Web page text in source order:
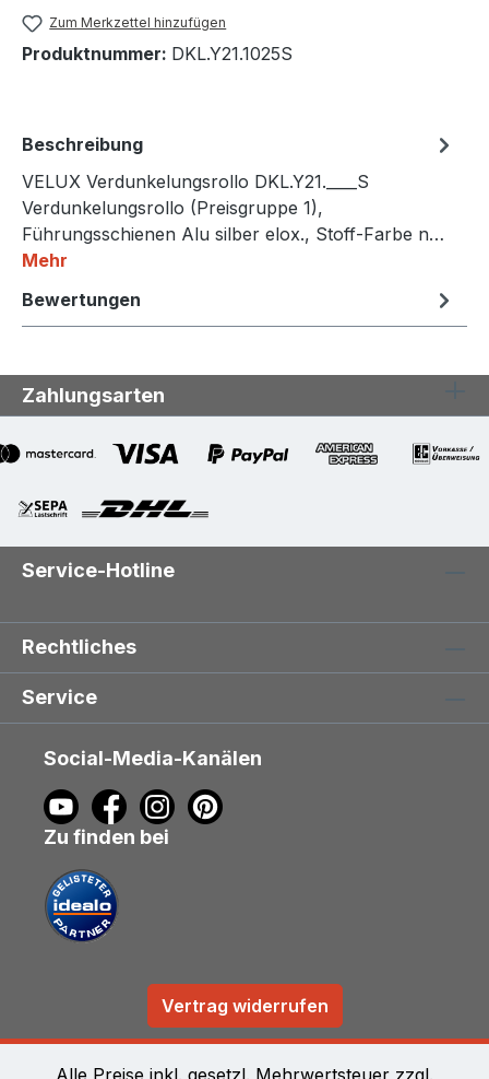
Zum Merkzettel hinzufügen
Produktnummer: DKL.Y21.1025S
Beschreibung
VELUX Verdunkelungsrollo DKL.Y21.____S
Verdunkelungsrollo (Preisgruppe 1),
Führungsschienen Alu silber elox., Stoff-Farbe n…
Mehr
Bewertungen
Zahlungsarten
Service-Hotline
Rechtliches
Service
Social-Media-Kanälen
Zu finden bei
Vertrag widerrufen